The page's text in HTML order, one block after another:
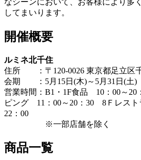
してまいります。
開催概要
ルミネ北千住
住所 ：〒120-0026 東京都足立区
会期 ：5月15日(木)～5月31日(土)
営業時間：B1・1F食品 10：00～
ピング 11：00～20：30 8Ｆレス
22：00
※一部店舗を除く
商品一覧